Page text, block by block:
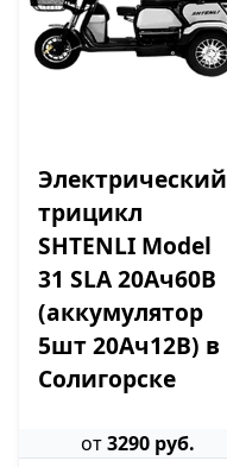
Электрический
трицикл
SHTENLI Model
31 SLA 20Ач60В
(аккумулятор
5шт 20Ач12В) в
Солигорске
от3290 руб.